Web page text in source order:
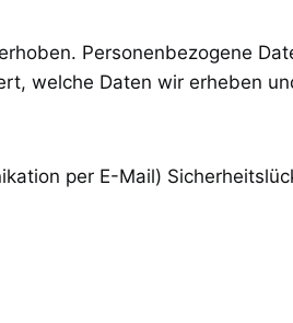
Personenbezogene
welche Daten wir erheben
per E-Mail)